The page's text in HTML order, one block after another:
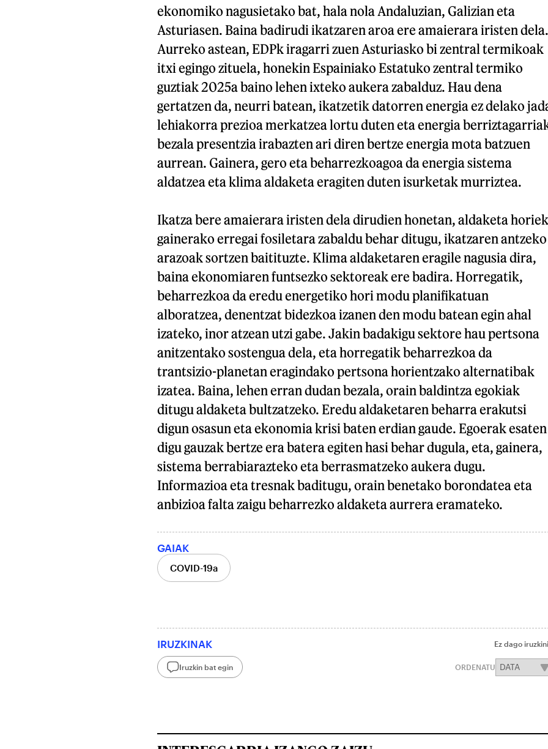
ekonomiko nagusietako bat, hala nola Andaluzian, Galizian eta
Asturiasen. Baina badirudi ikatzaren aroa ere amaierara iristen dela.
Aurreko astean, EDPk iragarri zuen Asturiasko bi zentral termikoak
itxi egingo zituela, honekin Espainiako Estatuko zentral termiko
guztiak 2025a baino lehen ixteko aukera zabalduz. Hau dena
gertatzen da, neurri batean, ikatzetik datorren energia ez delako
lehiakorra prezioa merkatzea lortu duten eta energia
bezala presentzia irabazten ari diren bertze energia mota batzuen
aurrean. Gainera, gero eta beharrezkoagoa da energia sistema
aldatzea eta klima aldaketa eragiten duten isurketak murriztea.
Ikatza bere amaierara iristen dela dirudien honetan, aldaketa horiek
gainerako erregai fosiletara zabaldu behar ditugu, ikatzaren antzeko
arazoak sortzen baitituzte. Klima aldaketaren eragile nagusia dira,
baina ekonomiaren funtsezko sektoreak ere badira. Horregatik,
beharrezkoa da eredu energetiko hori modu planifikatuan
alboratzea, denentzat bidezkoa izanen den modu batean egin ahal
izateko, inor atzean utzi gabe. Jakin badakigu sektore hau pertsona
anitzentako sostengua dela, eta horregatik beharrezkoa da
trantsizio-planetan eragindako pertsona horientzako alternatibak
izatea. Baina, lehen erran dudan bezala, orain baldintza egokiak
ditugu aldaketa bultzatzeko. Eredu aldaketaren beharra erakutsi
digun osasun eta ekonomia krisi baten erdian gaude. Egoerak esaten
digu gauzak bertze era batera egiten hasi behar dugula, eta, gainera,
sistema berrabiarazteko eta berrasmatzeko aukera dugu.
Informazioa eta tresnak baditugu, orain benetako borondatea eta
anbizioa falta zaigu beharrezko aldaketa aurrera eramateko.
GAIAK
COVID-19a
IRUZKINAK Ez dago
Iruzkin bat egin ORDENATU